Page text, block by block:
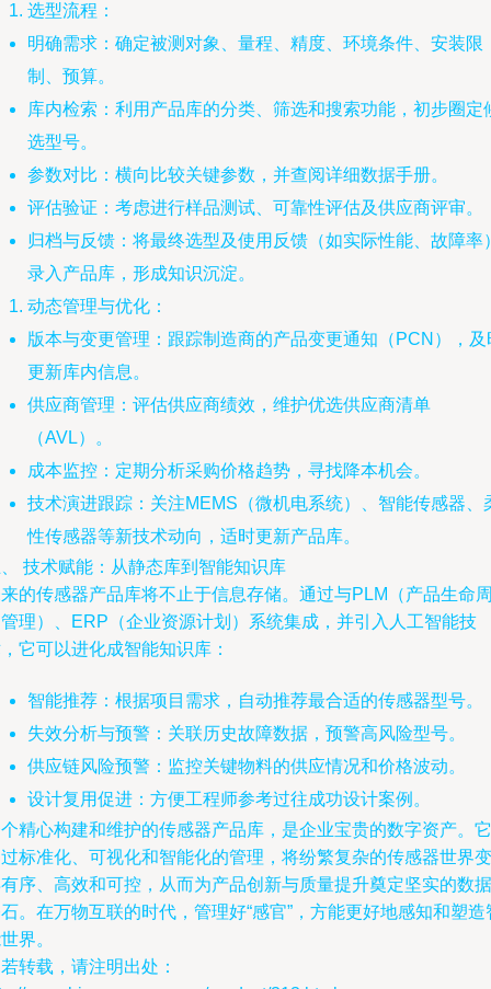
选型流程：
明确需求：确定被测对象、量程、精度、环境条件、安装限
制、预算。
库内检索：利用产品库的分类、筛选和搜索功能，初步圈定
选型号。
参数对比：横向比较关键参数，并查阅详细数据手册。
评估验证：考虑进行样品测试、可靠性评估及供应商评审。
归档与反馈：将最终选型及使用反馈（如实际性能、故障率
录入产品库，形成知识沉淀。
动态管理与优化：
版本与变更管理：跟踪制造商的产品变更通知（PCN），及
更新库内信息。
供应商管理：评估供应商绩效，维护优选供应商清单
（AVL）。
成本监控：定期分析采购价格趋势，寻找降本机会。
技术演进跟踪：关注MEMS（微机电系统）、智能传感器、
性传感器等新技术动向，适时更新产品库。
技术赋能：从静态库到智能知识库
的传感器产品库将不止于信息存储。通过与PLM（产品生命
理）、ERP（企业资源计划）系统集成，并引入人工智能技
它可以进化成智能知识库：
智能推荐：根据项目需求，自动推荐最合适的传感器型号。
失效分析与预警：关联历史故障数据，预警高风险型号。
供应链风险预警：监控关键物料的供应情况和价格波动。
设计复用促进：方便工程师参考过往成功设计案例。
精心构建和维护的传感器产品库，是企业宝贵的数字资产。它
标准化、可视化和智能化的管理，将纷繁复杂的传感器世界变
序、高效和可控，从而为产品创新与质量提升奠定坚实的数据
。在万物互联的时代，管理好“感官”，方能更好地感知和塑造
界。
转载，请注明出处：